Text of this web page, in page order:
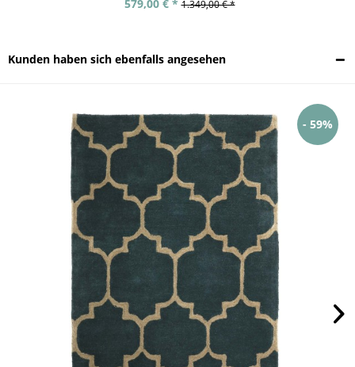
579,00 € * 1.349,00 € *
Kunden haben sich ebenfalls angesehen
- 59%